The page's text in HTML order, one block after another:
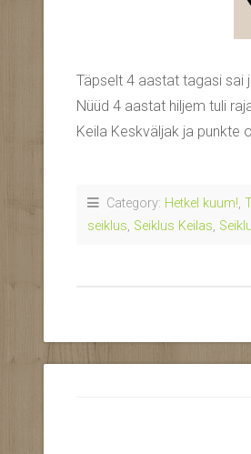
Täpselt 4 aastat tagasi sai
Nüüd 4 aastat hiljem tuli
Keila Keskväljak ja punkte
Category: Hetkel kuum!,
seiklus, Seiklus Keilas,